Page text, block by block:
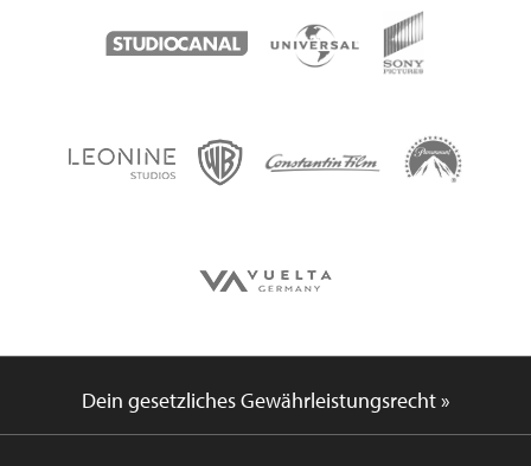
Dein gesetzliches Gewährleistungsrecht »